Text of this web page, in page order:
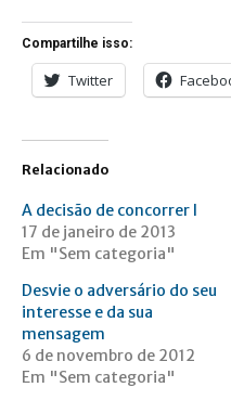
Compartilhe isso:
Twitter
Relacionado
A decisão de concorrer I
17 de janeiro de 2013
Em "Sem categoria"
Desvie o adversário do seu
interesse e da sua
mensagem
6 de novembro de 2012
Em "Sem categoria"